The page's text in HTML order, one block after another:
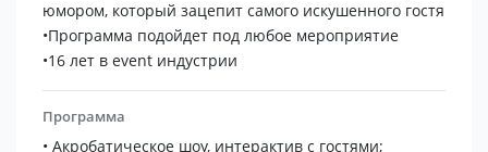
юмором, который зацепит самого искушенного гостя
•Программа подойдет под любое мероприятие
•16 лет в event индустрии
Программа
• Акробатическое шоу, интерактив с гостями;